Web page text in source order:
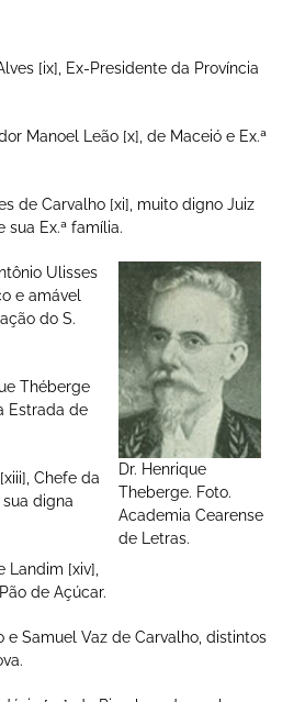
[ix], Ex-Presidente da Província
Manoel Leão [x], de Maceió e Ex.ª
de Carvalho [xi], muito digno Juiz
sua Ex.ª família.
Dr. Henrique
Theberge. Foto.
Academia Cearense
de Letras.
Ulisses
e amável
do S.
Théberge
Estrada de
Chefe da
digna
Landim [xiv],
de Açúcar.
e Samuel Vaz de Carvalho, distintos